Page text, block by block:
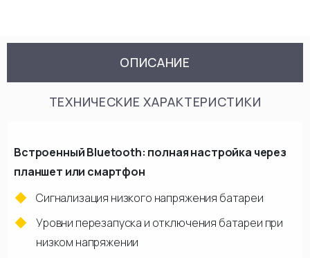
ОПИСАНИЕ
ТЕХНИЧЕСКИЕ ХАРАКТЕРИСТИКИ
Встроенный Bluetooth: полная настройка через
планшет или смартфон
Сигнализация низкого напряжения батареи
Уровни перезапуска и отключения батареи при
низком напряжении